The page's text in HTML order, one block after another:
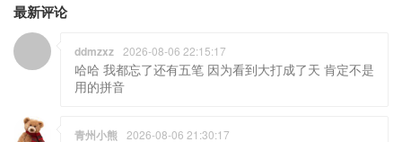
最新评论
ddmzxz 2026-08-06 22:15:17
哈哈 我都忘了还有五笔 因为看到大打成了天 肯定不是
用的拼音
青州小熊 2026-08-06 21:30:17